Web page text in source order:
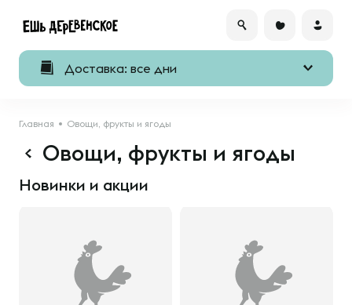
Доставка: все дни
Главная Овощи, фрукты и ягоды
Овощи, фрукты и ягоды
Новинки и акции